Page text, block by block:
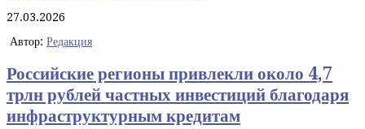
27.03.2026
Автор: Редакция
Российские регионы привлекли около 4,7
трлн рублей частных инвестиций благодаря
инфраструктурным кредитам